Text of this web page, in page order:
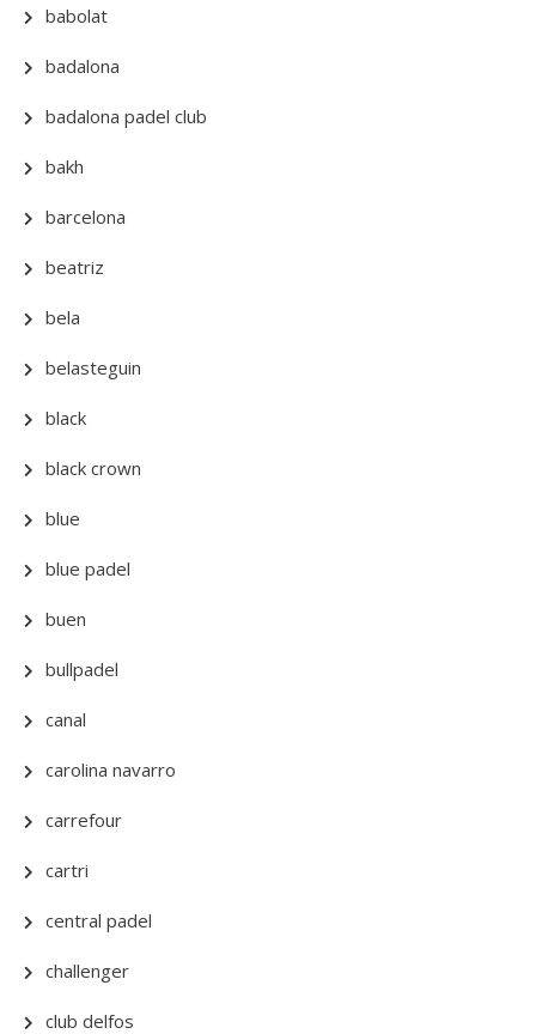
babolat
badalona
badalona padel club
bakh
barcelona
beatriz
bela
belasteguin
black
black crown
blue
blue padel
buen
bullpadel
canal
carolina navarro
carrefour
cartri
central padel
challenger
club delfos